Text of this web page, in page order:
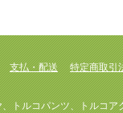
支払・配送 特定商取引
コパンツ、トルコアク